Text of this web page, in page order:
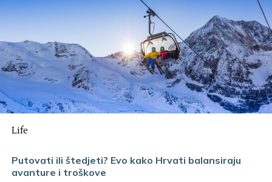
Life
Putovati ili štedjeti? Evo kako Hrvati balansiraju
avanture i troškove